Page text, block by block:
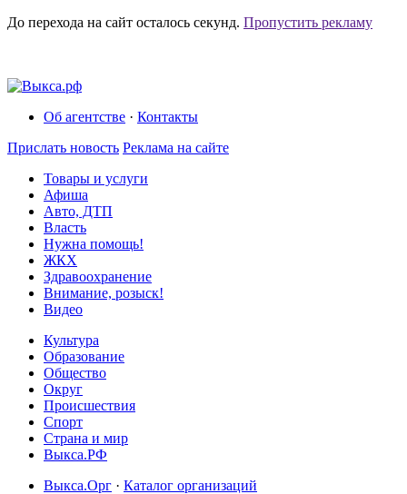
До перехода на сайт осталось секунд. Пропустить рекламу
Об агентстве · Контакты
Прислать новость Реклама на сайте
Товары и услуги
Афиша
Авто, ДТП
Власть
Нужна помощь!
ЖКХ
Здравоохранение
Внимание, розыск!
Видео
Культура
Образование
Общество
Округ
Происшествия
Спорт
Страна и мир
Выкса.РФ
Выкса.Орг · Каталог организаций